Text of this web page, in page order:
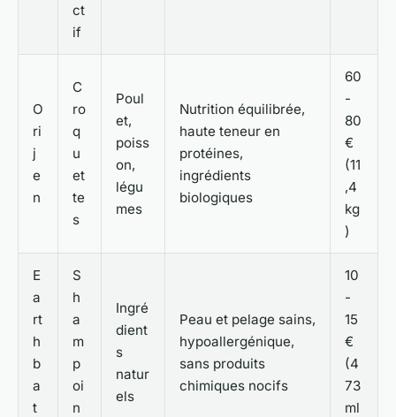
ct
if
O
ri
j
e
n
C
ro
q
u
et
te
s
Poul
et,
poiss
on,
légu
mes
Nutrition équilibrée,
haute teneur en
protéines,
ingrédients
biologiques
60
-
80
€
(11
,4
kg
)
E
a
rt
h
b
a
t
S
h
a
m
p
oi
n
Ingré
dient
s
natur
els
Peau et pelage sains,
hypoallergénique,
sans produits
chimiques nocifs
10
-
15
€
(4
73
ml